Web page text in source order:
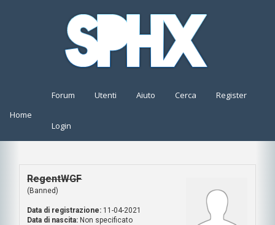
Home
Forum Utenti Aiuto Cerca Register
Login
RegentWGF
(Banned)
Data di registrazione: 11-04-2021
Data di nascita: Non specificato